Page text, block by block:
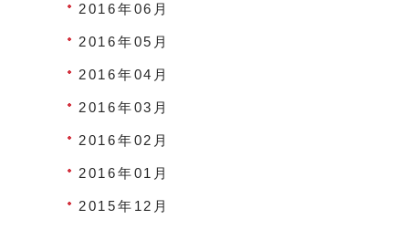
2016年06月
2016年05月
2016年04月
2016年03月
2016年02月
2016年01月
2015年12月